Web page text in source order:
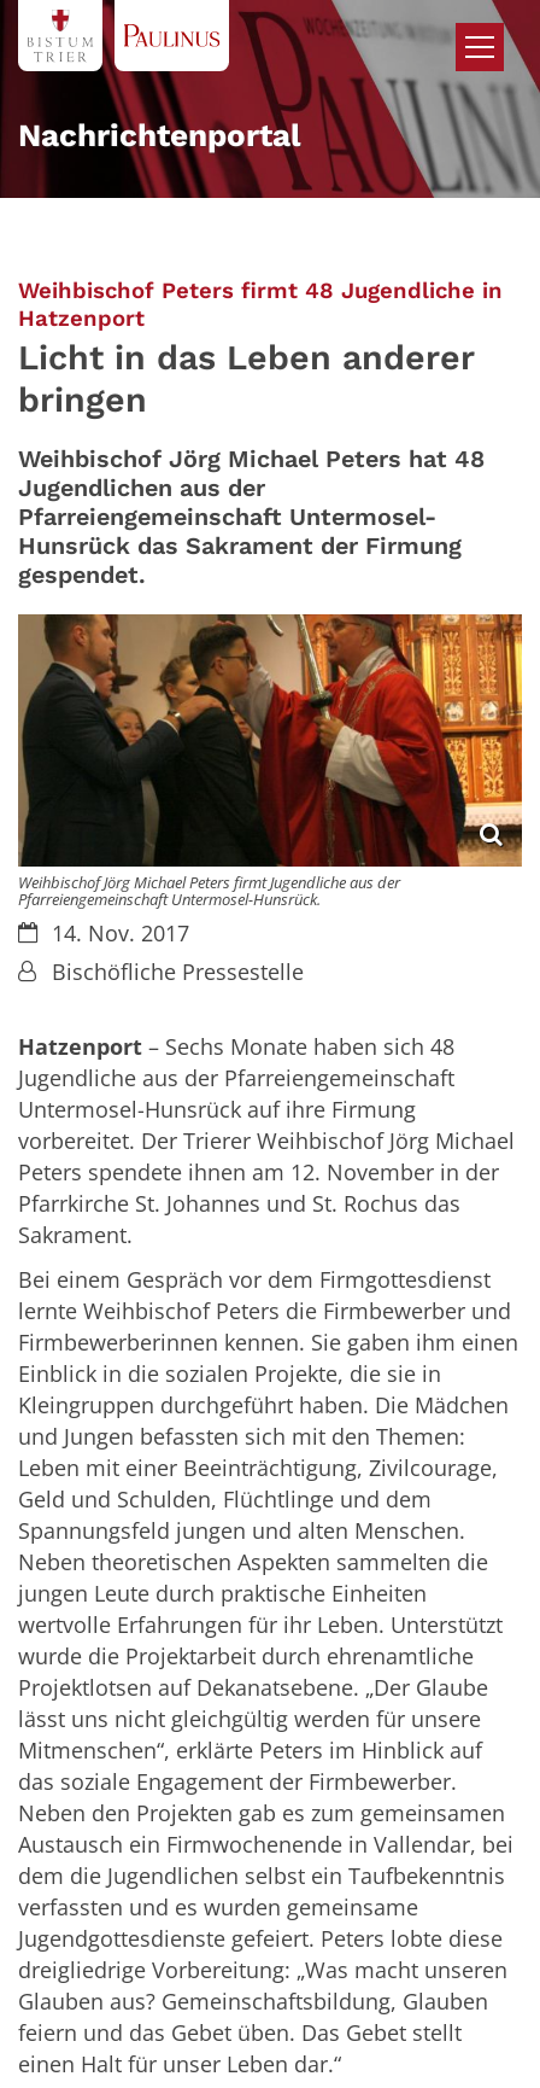
Zum Inhalt springen
Nachrichtenportal
Weihbischof Peters firmt 48 Jugendliche in
Hatzenport:
Licht in das Leben anderer
bringen
Weihbischof Jörg Michael Peters hat 48
Jugendlichen aus der
Pfarreiengemeinschaft Untermosel-
Hunsrück das Sakrament der Firmung
gespendet.
Weihbischof Jörg Michael Peters firmt Jugendliche aus der
Pfarreiengemeinschaft Untermosel-Hunsrück.
Datum:14. Nov. 2017
Von:Bischöfliche Pressestelle
Hatzenport – Sechs Monate haben sich 48
Jugendliche aus der Pfarreiengemeinschaft
Untermosel-Hunsrück auf ihre Firmung
vorbereitet. Der Trierer Weihbischof Jörg Michael
Peters spendete ihnen am 12. November in der
Pfarrkirche St. Johannes und St. Rochus das
Sakrament.
Bei einem Gespräch vor dem Firmgottesdienst
lernte Weihbischof Peters die Firmbewerber und
Firmbewerberinnen kennen. Sie gaben ihm einen
Einblick in die sozialen Projekte, die sie in
Kleingruppen durchgeführt haben. Die Mädchen
und Jungen befassten sich mit den Themen:
Leben mit einer Beeinträchtigung, Zivilcourage,
Geld und Schulden, Flüchtlinge und dem
Spannungsfeld jungen und alten Menschen.
Neben theoretischen Aspekten sammelten die
jungen Leute durch praktische Einheiten
wertvolle Erfahrungen für ihr Leben. Unterstützt
wurde die Projektarbeit durch ehrenamtliche
Projektlotsen auf Dekanatsebene. „Der Glaube
lässt uns nicht gleichgültig werden für unsere
Mitmenschen“, erklärte Peters im Hinblick auf
das soziale Engagement der Firmbewerber.
Neben den Projekten gab es zum gemeinsamen
Austausch ein Firmwochenende in Vallendar, bei
dem die Jugendlichen selbst ein Taufbekenntnis
verfassten und es wurden gemeinsame
Jugendgottesdienste gefeiert. Peters lobte diese
dreigliedrige Vorbereitung: „Was macht unseren
Glauben aus? Gemeinschaftsbildung, Glauben
feiern und das Gebet üben. Das Gebet stellt
einen Halt für unser Leben dar.“